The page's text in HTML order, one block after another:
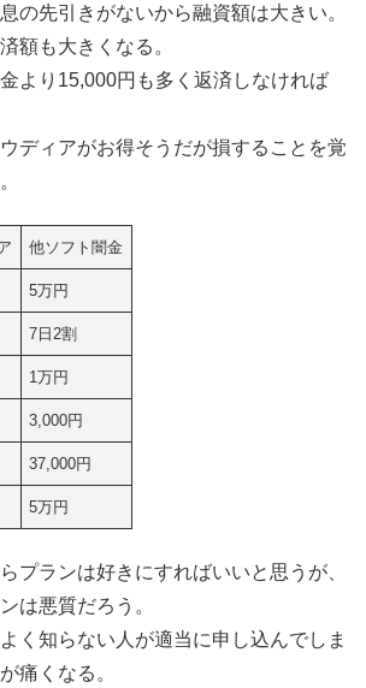
の先引きがないから融資額は大きい。
額も大きくなる。
より15,000円も多く返済しなければ
ディアがお得そうだが損することを覚
他ソフト闇金
5万円
7日2割
1万円
3,000円
37,000円
5万円
プランは好きにすればいいと思うが、
は悪質だろう。
く知らない人が適当に申し込んでしま
痛くなる。